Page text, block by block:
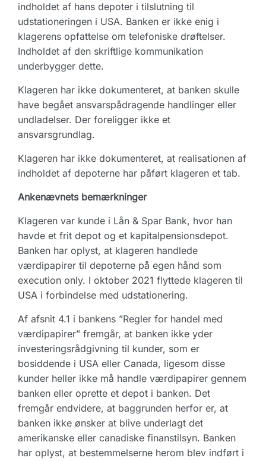
indholdet af hans depoter i tilslutning til
udstationeringen i USA. Banken er ikke enig i
klagerens opfattelse om telefoniske drøftelser.
Indholdet af den skriftlige kommunikation
underbygger dette.
Klageren har ikke dokumenteret, at banken skulle
have begået ansvarspådragende handlinger eller
undladelser. Der foreligger ikke et
ansvarsgrundlag.
Klageren har ikke dokumenteret, at realisationen af
indholdet af depoterne har påført klageren et tab.
Ankenævnets bemærkninger
Klageren var kunde i Lån & Spar Bank, hvor han
havde et frit depot og et kapitalpensionsdepot.
Banken har oplyst, at klageren handlede
værdipapirer til depoterne på egen hånd som
execution only. I oktober 2021 flyttede klageren til
USA i forbindelse med udstationering.
Af afsnit 4.1 i bankens ”Regler for handel med
værdipapirer” fremgår, at banken ikke yder
investeringsrådgivning til kunder, som er
bosiddende i USA eller Canada, ligesom disse
kunder heller ikke må handle værdipapirer gennem
banken eller oprette et depot i banken. Det
fremgår endvidere, at baggrunden herfor er, at
banken ikke ønsker at blive underlagt det
amerikanske eller canadiske finanstilsyn. Banken
har oplyst, at bestemmelserne herom blev indført i